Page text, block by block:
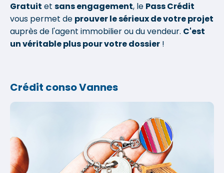
Gratuit et sans engagement, le Pass Crédit
vous permet de prouver le sérieux de votre projet
auprès de l'agent immobilier ou du vendeur. C'est
un véritable plus pour votre dossier !
Crédit conso Vannes